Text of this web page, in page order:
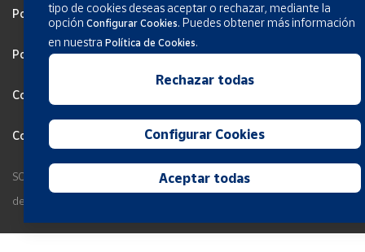
Política de privacidad
Política de Cookies
Configurar Cookies
Condiciones generales de los servicios
SOCIEDAD ESTATAL CORREOS Y TELÉGRAFOS, S.A., S.M.E. Todos los
derechos reservados.
tipo de cookies deseas aceptar o rechazar, mediante la
opciónConfigurar Cookies. Puedes obtener más información
en nuestraPolítica de Cookies.
Rechazar todas
Configurar Cookies
Aceptar todas